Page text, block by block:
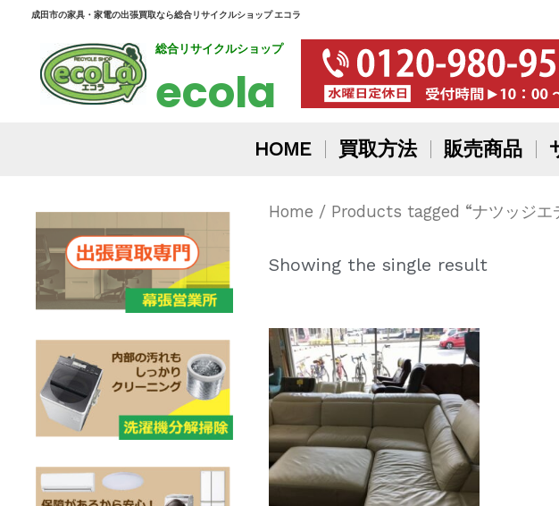
成田市の家具・家電の出張買取なら総合リサイクルショップ エコラ
総合リサイクルショップ
ecola
HOME 買取方法 販売商品
Home / Products tagged “ナツッジエ
Showing the single result